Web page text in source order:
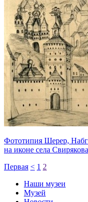
Фототипия Шерер,
на иконе села Свирякова
Первая < 1 2
Наши музеи
Музей